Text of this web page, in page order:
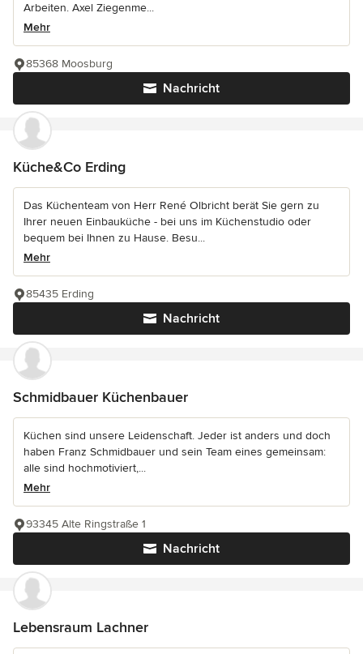
Arbeiten. Axel Ziegenme...
Mehr
Nachricht
85368 Moosburg
Küche&Co Erding
Das Küchenteam von Herr René Olbricht berät Sie gern zu
Ihrer neuen Einbauküche - bei uns im Küchenstudio oder
bequem bei Ihnen zu Hause. Besu...
Mehr
Nachricht
85435 Erding
Schmidbauer Küchenbauer
Küchen sind unsere Leidenschaft. Jeder ist anders und doch
haben Franz Schmidbauer und sein Team eines gemeinsam:
alle sind hochmotiviert,...
Mehr
Nachricht
93345 Alte Ringstraße 1
Lebensraum Lachner